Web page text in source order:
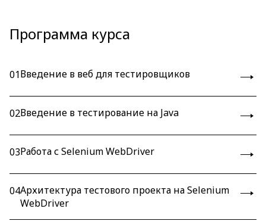
Программа курса
01Введение в веб для тестировщиков
02Введение в тестирование на Java
03Работа с Selenium WebDriver
04Архитектура тестового проекта на Selenium
WebDriver